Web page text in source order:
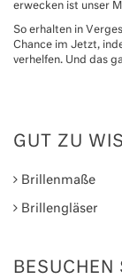
erwecken ist unser
So erhalten in
Chance im Jetzt,
verhelfen. Und das
GUT ZU
Brillenmaße
Brillengläser
BESUCHEN